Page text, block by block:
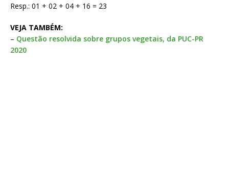
Resp.: 01 + 02 + 04 + 16 = 23
VEJA TAMBÉM:
– Questão resolvida sobre grupos vegetais, da PUC-PR
2020